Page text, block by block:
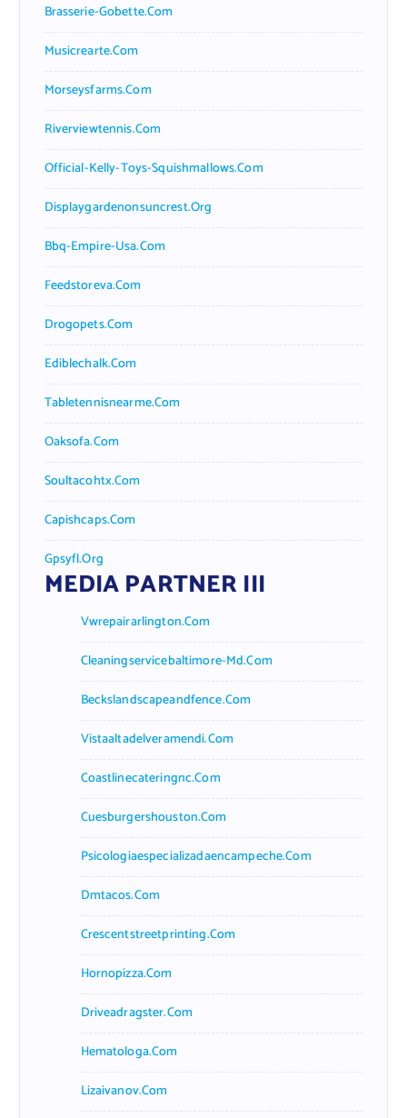
Brasserie-Gobette.com
Musicrearte.com
Morseysfarms.com
Riverviewtennis.com
Official-Kelly-Toys-Squishmallows.com
Displaygardenonsuncrest.org
Bbq-Empire-Usa.com
Feedstoreva.com
Drogopets.com
Ediblechalk.com
Tabletennisnearme.com
Oaksofa.com
Soultacohtx.com
Capishcaps.com
Gpsyfl.org
MEDIA PARTNER III
Vwrepairarlington.com
Cleaningservicebaltimore-Md.com
Beckslandscapeandfence.com
Vistaaltadelveramendi.com
Coastlinecateringnc.com
Cuesburgershouston.com
Psicologiaespecializadaencampeche.com
Dmtacos.com
Crescentstreetprinting.com
Hornopizza.com
Driveadragster.com
Hematologa.com
Lizaivanov.com